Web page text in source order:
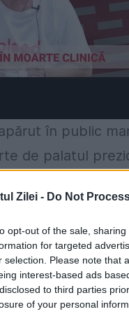
Zilei - Do Not
opt-out of the sale,
for targeted
selection. Please note that
interest-based ads
to third parties
of your personal
în public
de palatul
a fost nevoită
de conflictul
de